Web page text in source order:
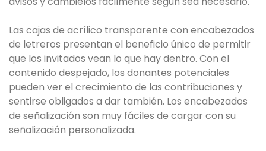
Las cajas de acrílico transparente con encabezados
de letreros presentan el beneficio único de permitir
que los invitados vean lo que hay dentro. Con el
contenido despejado, los donantes potenciales
pueden ver el crecimiento de las contribuciones y
sentirse obligados a dar también. Los encabezados
de señalización son muy fáciles de cargar con su
señalización personalizada.